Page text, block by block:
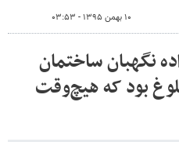
۱۰ بهمن ۱۳۹۵ - ۰۳:۵۳
نگهبان ساختمان
بود که هیچ‌وقت